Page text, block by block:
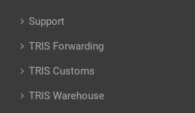
Support
TRIS Forwarding
TRIS Customs
TRIS Warehouse